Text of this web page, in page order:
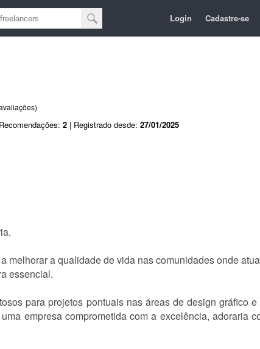
Login Cadastre-se
2 | Registrado desde: 27/01/2025
melhorar a qualidade de vida nas comunidades onde
essencial.
para projetos pontuais nas áreas de design gráfico
empresa comprometida com a excelência, adoraria